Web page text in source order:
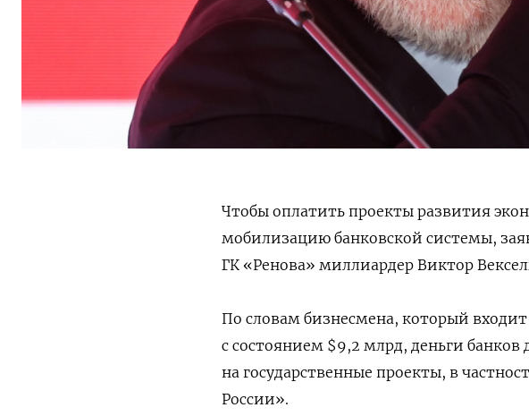
Чтобы оплатить проекты развития
мобилизацию банковской системы,
ГК «Ренова» миллиардер Виктор
По словам бизнесмена, который
с состоянием $9,2 млрд, деньги
на государственные проекты, в
России».